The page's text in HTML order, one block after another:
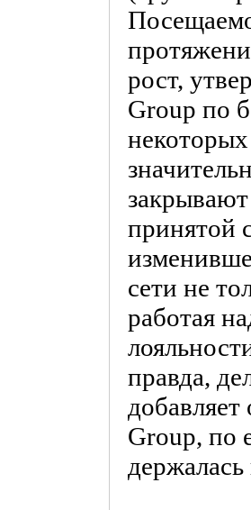
рост,
Group по
принятой
сети не
работая
правда,
Group, по